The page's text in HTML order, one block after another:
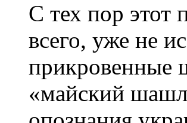
С тех пор этот
всего, уже не
прикровенные
«майский